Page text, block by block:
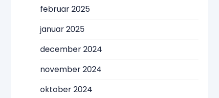
februar 2025
januar 2025
december 2024
november 2024
oktober 2024